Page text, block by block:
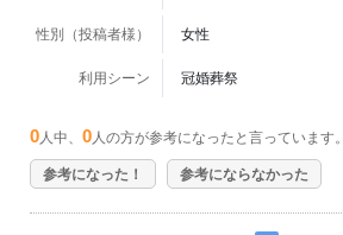
性別（投稿者様） 女性
利用シーン 冠婚葬祭
0 人中、 0 人の方が参考になったと言っています。
参考になった！ 参考にならなかった